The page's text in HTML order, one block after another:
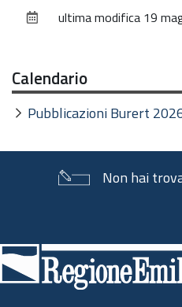
documentoultima modifica 19
Calendario
Pubblicazioni Burert
Non hai
di
pagina